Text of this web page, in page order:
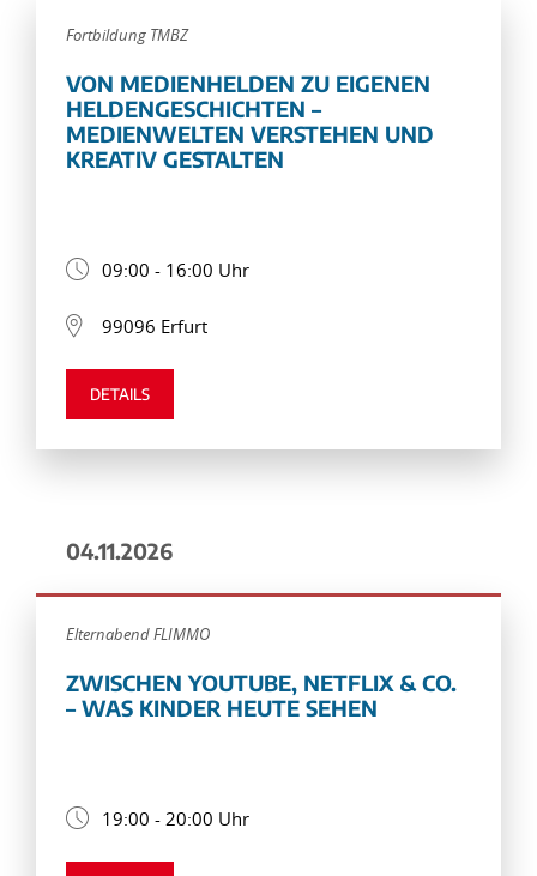
Fortbildung TMBZ
VON MEDIENHELDEN ZU EIGENEN
HELDENGESCHICHTEN –
MEDIENWELTEN VERSTEHEN UND
KREATIV GESTALTEN
09:00 - 16:00 Uhr
99096 Erfurt
DETAILS
04.11.2026
Elternabend FLIMMO
ZWISCHEN YOUTUBE, NETFLIX & CO.
– WAS KINDER HEUTE SEHEN
19:00 - 20:00 Uhr